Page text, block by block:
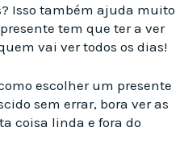
Isso também ajuda muito
tem que ter a ver
vai ver todos os dias!
escolher um presente
sem errar, bora ver as
coisa linda e fora do